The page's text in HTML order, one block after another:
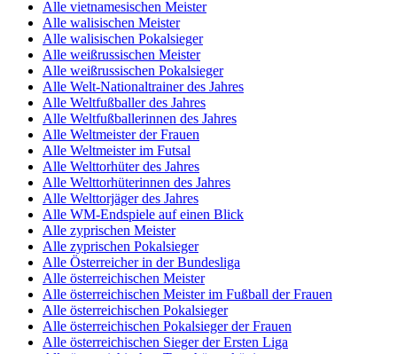
Alle vietnamesischen Meister
Alle walisischen Meister
Alle walisischen Pokalsieger
Alle weißrussischen Meister
Alle weißrussischen Pokalsieger
Alle Welt-Nationaltrainer des Jahres
Alle Weltfußballer des Jahres
Alle Weltfußballerinnen des Jahres
Alle Weltmeister der Frauen
Alle Weltmeister im Futsal
Alle Welttorhüter des Jahres
Alle Welttorhüterinnen des Jahres
Alle Welttorjäger des Jahres
Alle WM-Endspiele auf einen Blick
Alle zyprischen Meister
Alle zyprischen Pokalsieger
Alle Österreicher in der Bundesliga
Alle österreichischen Meister
Alle österreichischen Meister im Fußball der Frauen
Alle österreichischen Pokalsieger
Alle österreichischen Pokalsieger der Frauen
Alle österreichischen Sieger der Ersten Liga